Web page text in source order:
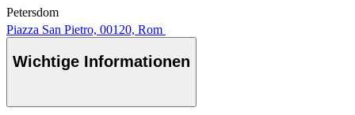
Petersdom
Piazza San Pietro, 00120, Rom
Wichtige Informationen